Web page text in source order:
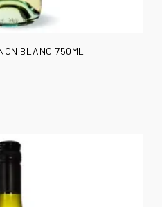
AL CARRITO
BLANC 750ML